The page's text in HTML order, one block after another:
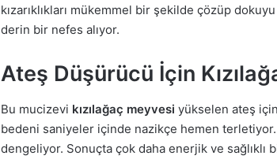
kızarıklıkları mükemmel bir şekilde çözüp
derin bir nefes alıyor.
Ateş Düşürücü İçin
Bu mucizevi kızılağaç meyvesi yükselen ateş
bedeni saniyeler içinde nazikçe hemen terletiyor.
dengeliyor. Sonuçta çok daha enerjik ve sağlıklı